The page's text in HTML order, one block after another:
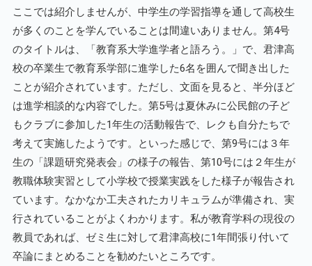
ここでは紹介しませんが、中学生の学習指導を通して高校生
が多くのことを学んでいることは間違いありません。第4号
のタイトルは、「教育系大学進学者と語ろう。」で、君津高
校の卒業生で教育系学部に進学した6名を囲んで聞き出した
ことが紹介されています。ただし、文面を見ると、半分ほど
は進学相談的な内容でした。第5号は夏休みに公民館の子ど
もクラブに参加した1年生の活動報告で、レクも自分たちで
考えて実施したようです。といった感じで、第9号には３年
生の「課題研究発表会」の様子の報告、第10号には２年生が
教職体験実習として小学校で授業実践をした様子が報告され
ています。なかなか工夫されたカリキュラムが準備され、実
行されていることがよくわかります。私が教育学科の現役の
教員であれば、ゼミ生に対して君津高校に1年間張り付いて
卒論にまとめることを勧めたいところです。